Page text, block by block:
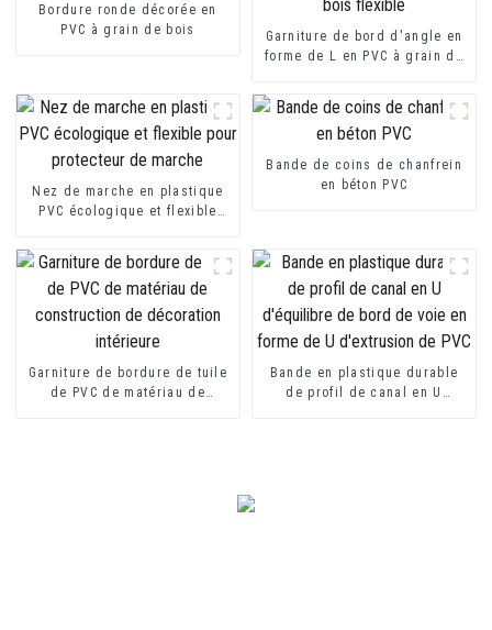
Bordure ronde décorée en
PVC à grain de bois
Garniture de bord d'angle en
forme de L en PVC à grain de
Nez de marche en plastique
PVC écologique et flexible
Bande de coins de chanfrein
en béton PVC
Garniture de bordure de tuile
de PVC de matériau de
Bande en plastique durable
de profil de canal en U